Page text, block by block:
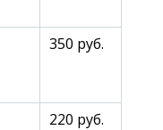
350 руб.
220 руб.